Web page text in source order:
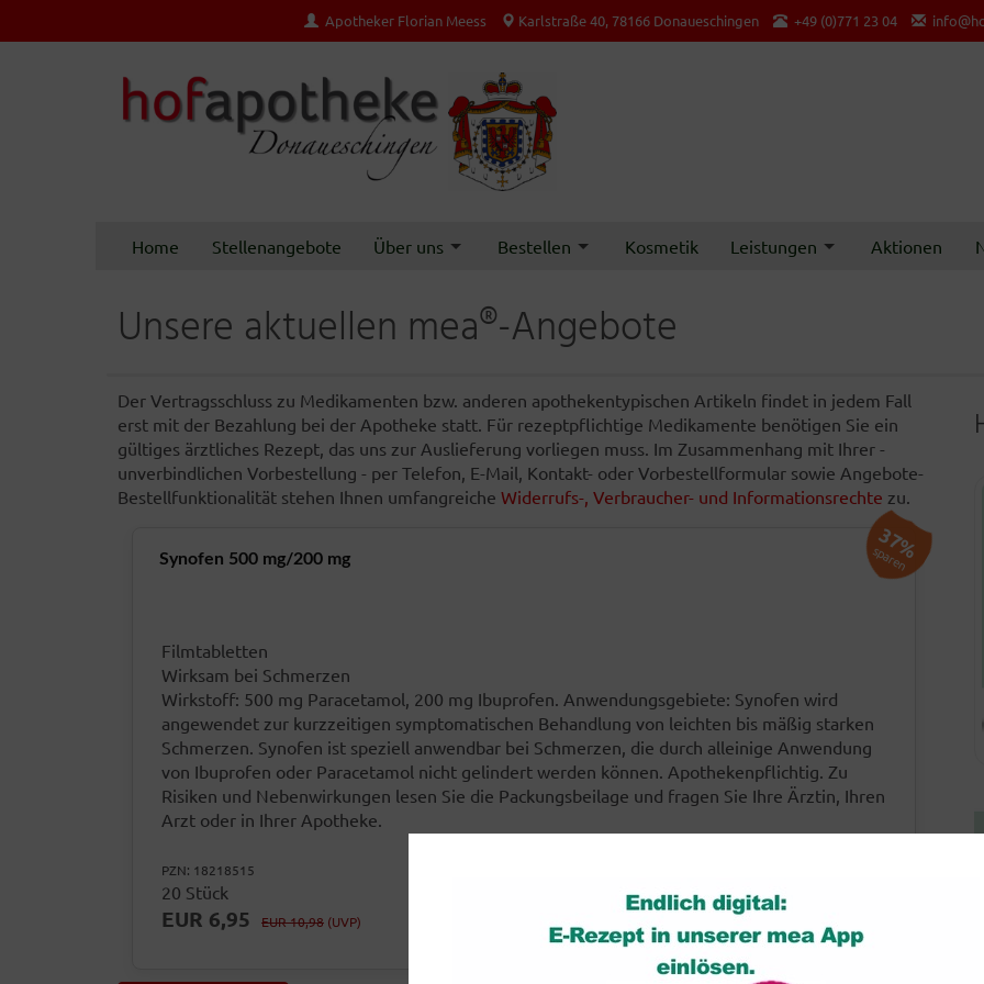
Apotheker Florian Meess Karlstraße 40, 78166 Donaueschingen +49 (0)771 23 04
Home Stellenangebote Über uns Bestellen Kosmetik Leistungen Aktionen
Unsere aktuellen mea®-Angebote
Der Vertragsschluss zu Medikamenten bzw. anderen apothekentypischen Artikeln findet in jedem Fall
erst mit der Bezahlung bei der Apotheke statt. Für rezeptpflichtige Medikamente benötigen Sie ein
gültiges ärztliches Rezept, das uns zur Auslieferung vorliegen muss. Im Zusammenhang mit Ihrer -
unverbindlichen Vorbestellung - per Telefon, E-Mail, Kontakt- oder Vorbestellformular sowie Angebote-
Bestellfunktionalität stehen Ihnen umfangreiche Widerrufs-, Verbraucher- und Informationsrechte zu.
Synofen 500 mg/200 mg 37%
sparen
Filmtabletten
Wirksam bei Schmerzen
Wirkstoff: 500 mg Paracetamol, 200 mg Ibuprofen. Anwendungsgebiete: Synofen wird
angewendet zur kurzzeitigen symptomatischen Behandlung von leichten bis mäßig starken
Schmerzen. Synofen ist speziell anwendbar bei Schmerzen, die durch alleinige Anwendung
von Ibuprofen oder Paracetamol nicht gelindert werden können. Apothekenpflichtig. Zu
Risiken und Nebenwirkungen lesen Sie die Packungsbeilage und fragen Sie Ihre Ärztin, Ihren
Arzt oder in Ihrer Apotheke.
PZN: 18218515
20 Stück
EUR 6,95 EUR 10,98 (UVP)